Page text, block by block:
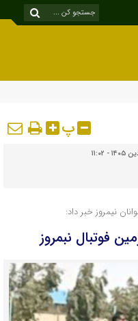
پ
نیمروز خبر داد:
فوتبال نبمروز